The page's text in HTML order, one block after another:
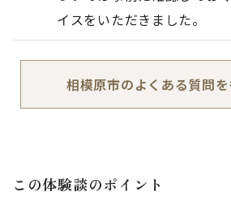
イスをいただきました。
相模原市のよくある質問
この体験談のポイント